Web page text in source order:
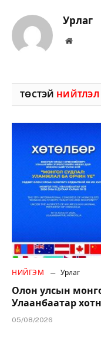
Урлаг
Вэбсайт
ТӨСТЭЙ НИЙТЛЭЛ
НИЙГЭМ Урлаг
Олон улсын
Улаанбаатар
05/08/2026